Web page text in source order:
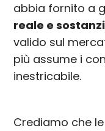
abbia fornito a
reale e
valido sul
più assume i
inestricabile.
Crediamo che